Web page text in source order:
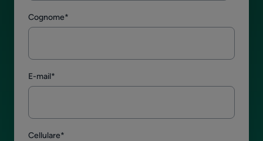
Cognome*
E-mail*
Cellulare*